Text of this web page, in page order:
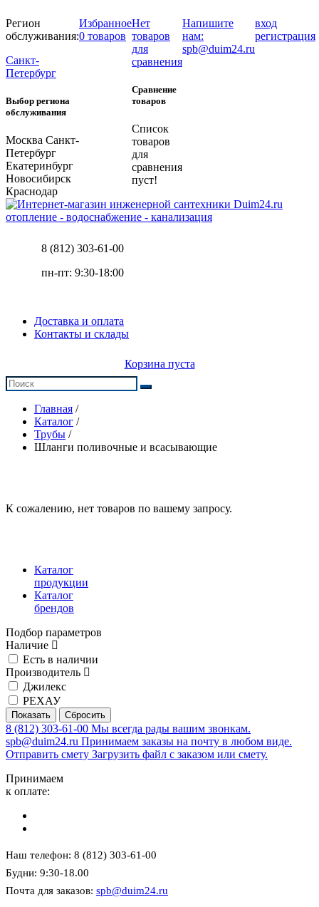
Регион
обслуживания:
Санкт-
Петербург
Выбор региона
обслуживания
Москва Санкт-
Петербург
Екатеринбург
Новосибирск
Краснодар
Избранное
0 товаров
Нет
товаров
для
сравнения
Сравнение
товаров
Список
товаров
для
сравнения
пуст!
Напишите
нам:
spb@duim24.ru
вход
регистрация
отопление - водоснабжение - канализация
8 (812) 303-61-00
пн-пт: 9:30-18:00
Доставка и оплата
Контакты и склады
Корзина пуста
Главная /
Каталог /
Трубы /
Шланги поливочные и всасывающие
К сожалению, нет товаров по вашему запросу.
Каталог
продукции
Каталог
брендов
Подбор параметров
Наличие
Есть в наличии
Производитель
Джилекс
РЕХАУ
8 (812) 303-61-00 Мы всегда рады вашим звонкам.
spb@duim24.ru Принимаем заказы на почту в любом виде.
Отправить смету Загрузить файл с заказом или смету.
Принимаем
к оплате:
Наш телефон: 8 (812) 303-61-00
Будни: 9:30-18.00
Почта для заказов: spb@duim24.ru